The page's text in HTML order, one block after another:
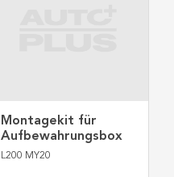
Montagekit für
Aufbewahrungsbox
L200 MY20